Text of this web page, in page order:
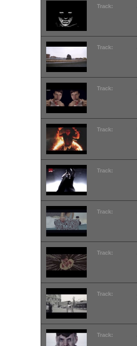
Track:
Track:
Track:
Track:
Track:
Track:
Track:
Track:
Track: